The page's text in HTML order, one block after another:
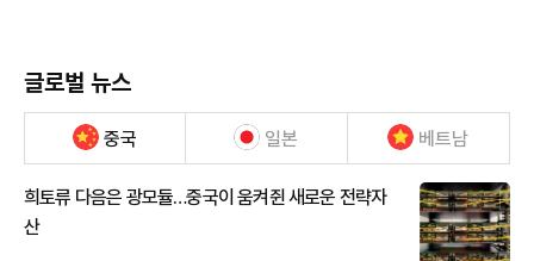
글로벌 뉴스
중국 일본 베트남
희토류 다음은 광모듈…중국이 움켜쥔 새로운 전략자
산